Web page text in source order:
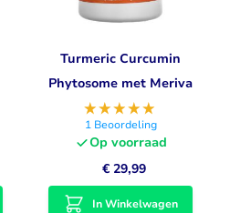
Turmeric Curcumin
Phytosome met Meriva
1 Beoordeling
Op voorraad
€ 29,99
In Winkelwagen